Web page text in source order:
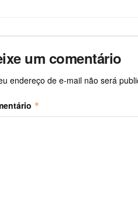
um comentário
endereço de e-mail não será
*